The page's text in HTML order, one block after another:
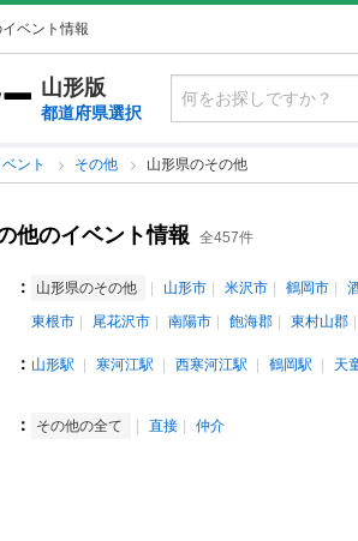
ベント情報
山形版
都道府県選択
ント その他 山形県のその他
他のイベント情報 全457件
： 山形県のその他 山形市 米沢市 鶴岡市
東根市
尾花沢市 南陽市 飽海郡 東村山郡
： 山形駅 寒河江駅 西寒河江駅 鶴岡駅 天
： その他の全て 直接 仲介